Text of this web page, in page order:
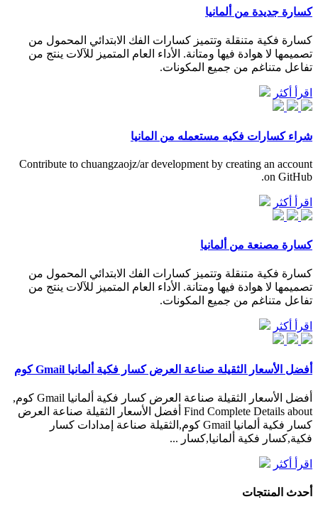
كسارة جديدة من ألمانيا
كسارة فكية متنقلة وتتميز كسارات الفك الابتدائي المحمول من
تصميمها لا هوادة فيها ومتانة. الأداء العام المتميز للآلات ينتج من
تفاعل متناغم من جميع المكونات.
اقرأ أكثر
شراء كسارات فكيه مستعمله من المانيا
Contribute to chuangzaojz/ar development by creating an account
on GitHub.
اقرأ أكثر
كسارة مصنعة من ألمانيا
كسارة فكية متنقلة وتتميز كسارات الفك الابتدائي المحمول من
تصميمها لا هوادة فيها ومتانة. الأداء العام المتميز للآلات ينتج من
تفاعل متناغم من جميع المكونات.
اقرأ أكثر
أفضل الأسعار الثقيلة صناعة العرض كسار فكية ألمانيا Gmail كوم
أفضل الأسعار الثقيلة صناعة العرض كسار فكية ألمانيا Gmail كوم,
Find Complete Details about أفضل الأسعار الثقيلة صناعة العرض
كسار فكية ألمانيا Gmail كوم,الثقيلة صناعة إمدادات كسار
فكية,كسار فكية ألمانيا,كسار ...
اقرأ أكثر
أحدث المنتجات